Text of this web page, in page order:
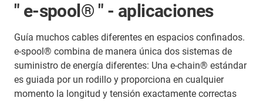
" e-spool® " - aplicaciones
Guía muchos cables diferentes en espacios confinados.
e-spool® combina de manera única dos sistemas de
suministro de energía diferentes: Una e-chain® estándar
es guiada por un rodillo y proporciona en cualquier
momento la longitud y tensión exactamente correctas